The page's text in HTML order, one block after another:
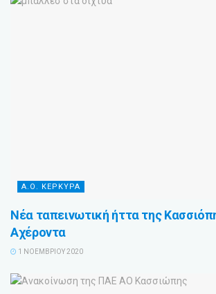
Α.Ο. ΚΕΡΚΥΡΑ
Νέα ταπεινωτική ήττα της
Αχέροντα
1 ΝΟΕΜΒΡΊΟΥ 2020